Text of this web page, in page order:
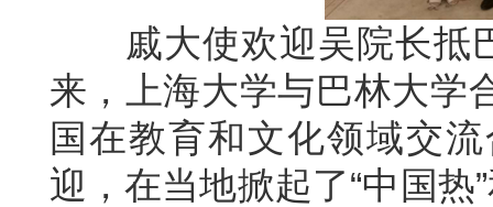
戚大使欢迎吴院长抵
来，上海大学与巴林大学
国在教育和文化领域交
迎，在当地掀起了“中国热